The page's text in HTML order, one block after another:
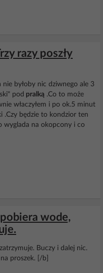
razy poszły
nie byłoby nic dziwnego ale 3
pod pralką .Co to może
właczyłem i po ok.5 minut
.Czy będzie to kondzior ten
wyglada na okopcony i co
wode,
Buczy i dalej nic.
proszek. [/b]